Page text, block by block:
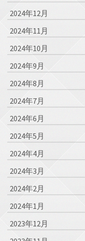
2024年12月
2024年11月
2024年10月
2024年9月
2024年8月
2024年7月
2024年6月
2024年5月
2024年4月
2024年3月
2024年2月
2024年1月
2023年12月